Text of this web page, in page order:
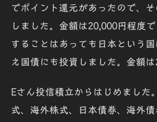
でポイント還元があったので、
しました。金額は20,000円程度
することはあっても日本という
え国債にも投資しました。金額は
Eさん投信積立からはじめました
式、海外株式、日本債券、海外